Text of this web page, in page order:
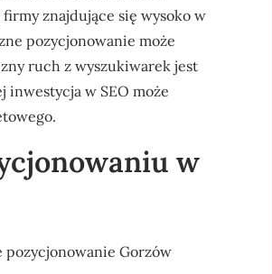
znajdujące się wysoko w
pozycjonowanie może
ruch z wyszukiwarek jest
inwestycja w SEO może
w